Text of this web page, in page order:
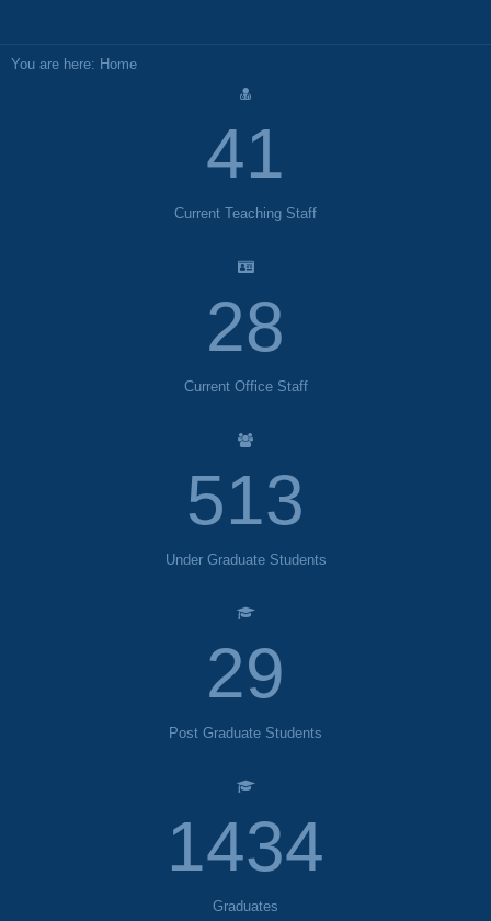
You are here: Home
46
Current Teaching Staff
31
Current Office Staff
574
Under Graduate Students
32
Post Graduate Students
1606
Graduates